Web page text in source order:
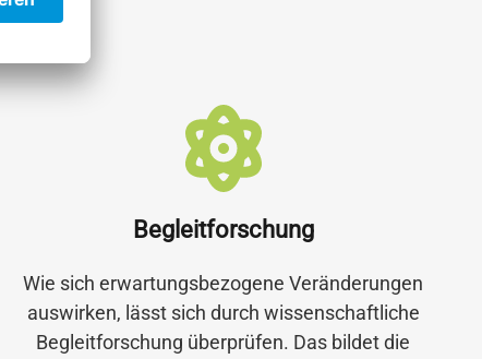
Begleitforschung
Wie sich erwartungsbezogene Veränderungen
auswirken, lässt sich durch wissenschaftliche
Begleitforschung überprüfen. Das bildet die